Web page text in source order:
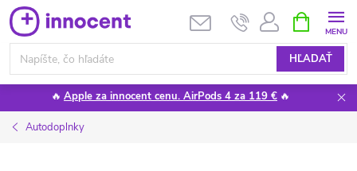
Prejsť
na
obsah
HĽADAŤ
KOŠÍK
🔥 Apple za innocent cenu. AirPods 4 za 119 € 🔥
Autodoplnky